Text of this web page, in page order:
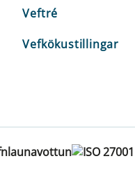
Veftré
Vefkökustillingar